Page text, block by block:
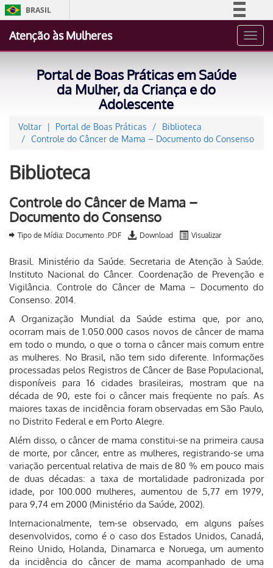
BRASIL
Acesso à informação
Atenção às Mulheres
Portal de Boas Práticas em Saúde
da Mulher, da Criança e do
Adolescente
Voltar Portal de Boas Práticas
Biblioteca
Controle do Câncer de Mama – Documento do Consenso
Biblioteca
Controle do Câncer de Mama –
Documento do Consenso
Tipo de Mídia: Documento .PDF Download Visualizar
Brasil. Ministério da Saúde. Secretaria de Atenção à Saúde.
Instituto Nacional do Câncer. Coordenação de Prevenção e
Vigilância. Controle do Câncer de Mama – Documento do
Consenso. 2014.
A Organização Mundial da Saúde estima que, por ano,
ocorram mais de 1.050.000 casos novos de câncer de mama
em todo o mundo, o que o torna o câncer mais comum entre
as mulheres. No Brasil, não tem sido diferente. Informações
processadas pelos Registros de Câncer de Base Populacional,
disponíveis para 16 cidades brasileiras, mostram que na
década de 90, este foi o câncer mais freqüente no país. As
maiores taxas de incidência foram observadas em São Paulo,
no Distrito Federal e em Porto Alegre.
Além disso, o câncer de mama constitui-se na primeira causa
de morte, por câncer, entre as mulheres, registrando-se uma
variação percentual relativa de mais de 80 % em pouco mais
de duas décadas: a taxa de mortalidade padronizada por
idade, por 100.000 mulheres, aumentou de 5,77 em 1979,
para 9,74 em 2000 (Ministério da Saúde, 2002).
Internacionalmente, tem-se observado, em alguns países
desenvolvidos, como é o caso dos Estados Unidos, Canadá,
Reino Unido, Holanda, Dinamarca e Noruega, um aumento
da incidência do câncer de mama acompanhado de uma